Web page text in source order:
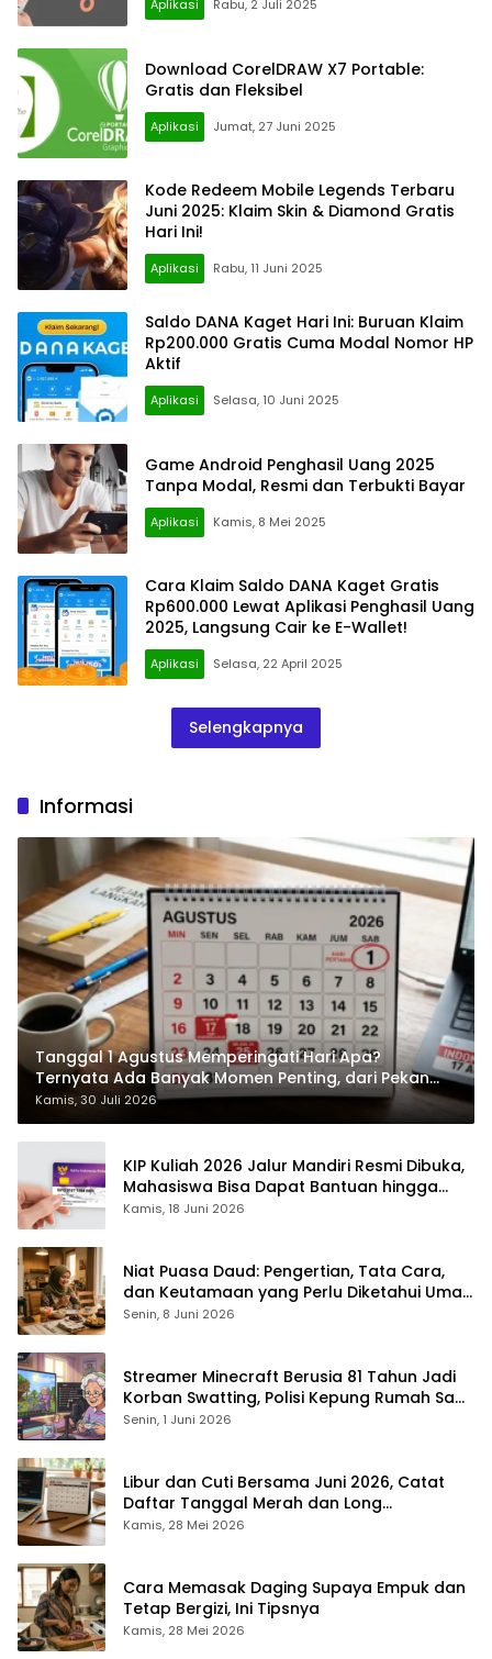
Aplikasi Rabu, 2 Juli 2025
Download CorelDRAW X7 Portable:
Gratis dan Fleksibel
Aplikasi Jumat, 27 Juni 2025
Kode Redeem Mobile Legends Terbaru
Juni 2025: Klaim Skin & Diamond Gratis
Hari Ini!
Aplikasi Rabu, 11 Juni 2025
Saldo DANA Kaget Hari Ini: Buruan Klaim
Rp200.000 Gratis Cuma Modal Nomor HP
Aktif
Aplikasi Selasa, 10 Juni 2025
Game Android Penghasil Uang 2025
Tanpa Modal, Resmi dan Terbukti Bayar
Aplikasi Kamis, 8 Mei 2025
Cara Klaim Saldo DANA Kaget Gratis
Rp600.000 Lewat Aplikasi Penghasil Uang
2025, Langsung Cair ke E-Wallet!
Aplikasi Selasa, 22 April 2025
Selengkapnya
Informasi
Tanggal 1 Agustus Memperingati Hari Apa?
Ternyata Ada Banyak Momen Penting, dari Pekan
ASI Sedunia hingga Hari World Wide Web
Kamis, 30 Juli 2026
KIP Kuliah 2026 Jalur Mandiri Resmi Dibuka,
Mahasiswa Bisa Dapat Bantuan hingga
Rp1,4 Juta per Bulan
Kamis, 18 Juni 2026
Niat Puasa Daud: Pengertian, Tata Cara,
dan Keutamaan yang Perlu Diketahui Umat
Muslim
Senin, 8 Juni 2026
Streamer Minecraft Berusia 81 Tahun Jadi
Korban Swatting, Polisi Kepung Rumah Saat
Siaran Langsung
Senin, 1 Juni 2026
Libur dan Cuti Bersama Juni 2026, Catat
Daftar Tanggal Merah dan Long
Weekendnya
Kamis, 28 Mei 2026
Cara Memasak Daging Supaya Empuk dan
Tetap Bergizi, Ini Tipsnya
Kamis, 28 Mei 2026